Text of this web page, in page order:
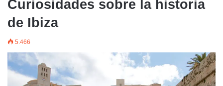
Curiosidades sobre la historia
de Ibiza
5.466